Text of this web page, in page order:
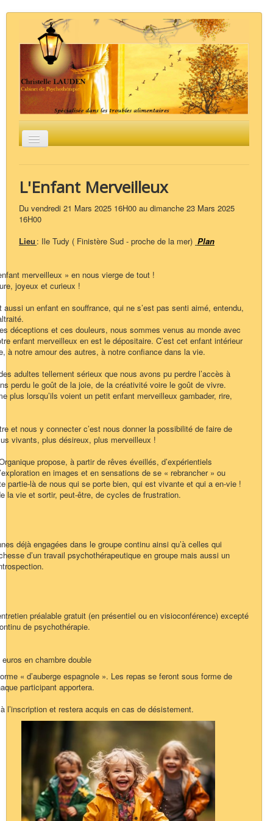
Basculer
la
alimentaires Liens Contact
L'Enfant Merveilleux
Du vendredi 21 Mars 2025 16H00 au dimanche 23 Mars 2025
16H00
Lieu : Ile Tudy ( Finistère Sud - proche de la mer) Plan
merveilleux » en nous vierge de tout !
joyeux et curieux !
un enfant en souffrance, qui ne s’est pas senti aimé, entendu,
déceptions et ces douleurs, nous sommes venus au monde avec
enfant merveilleux en est le dépositaire. C’est cet enfant intérieur
à notre amour des autres, à notre confiance dans la vie.
adultes tellement sérieux que nous avons pu perdre l’accès à
perdu le goût de la joie, de la créativité voire le goût de vivre.
plus lorsqu’ils voient un petit enfant merveilleux gambader, rire,
et nous y connecter c’est nous donner la possibilité de faire de
vivants, plus désireux, plus merveilleux !
propose, à partir de rêves éveillés, d’expérientiels
en images et en sensations de se « rebrancher » ou
partie-là de nous qui se porte bien, qui est vivante et qui a en-vie !
la vie et sortir, peut-être, de cycles de frustration.
déjà engagées dans le groupe continu ainsi qu’à celles qui
d’un travail psychothérapeutique en groupe mais aussi un
préalable gratuit (en présentiel ou en visioconférence) excepté
de psychothérapie.
en chambre double
« d’auberge espagnole ». Les repas se feront sous forme de
participant apportera.
l’inscription et restera acquis en cas de désistement.